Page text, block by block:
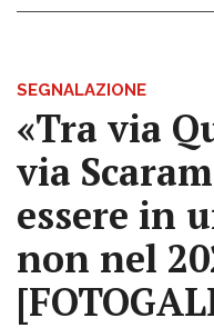
SEGNALAZIONE
«Tra via
via
essere in
non nel